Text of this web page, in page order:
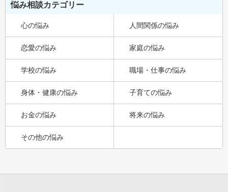
悩み相談カテゴリー
心の悩み 人間関係の悩み
恋愛の悩み 家庭の悩み
学校の悩み 職場・仕事の悩み
身体・健康の悩み 子育ての悩み
お金の悩み 将来の悩み
その他の悩み